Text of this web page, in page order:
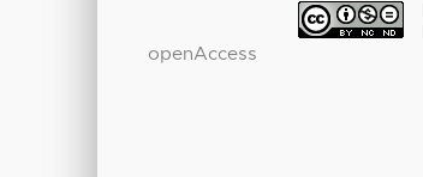
openAccess